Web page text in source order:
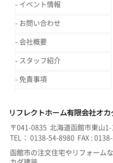
イベント情報
お問い合わせ
会社概要
スタッフ紹介
免責事項
〒041-0835 北海道函館市東山1-
TEL： 0138-54-8980 FAX :
函館市の注文住宅やリフォーム